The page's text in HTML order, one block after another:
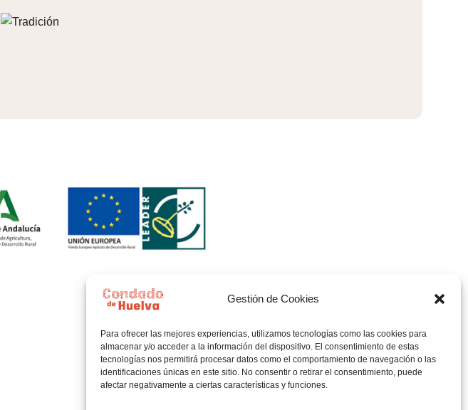
Gestión de Cookies
Para ofrecer las mejores experiencias, utilizamos tecnologías como las cookies para
almacenar y/o acceder a la información del dispositivo. El consentimiento de estas
tecnologías nos permitirá procesar datos como el comportamiento de navegación o las
identificaciones únicas en este sitio. No consentir o retirar el consentimiento, puede
afectar negativamente a ciertas características y funciones.